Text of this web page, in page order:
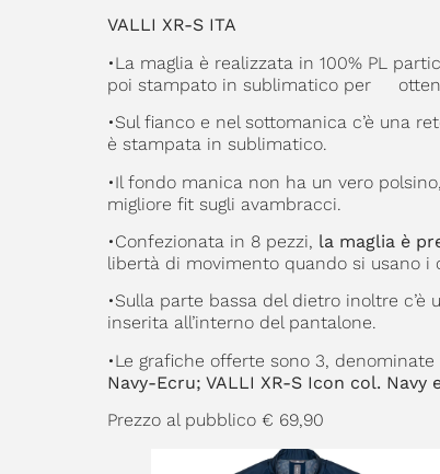
VALLI XR-S ITA
•La maglia è realizzata in 100% PL
poi stampato in sublimatico per
•Sul fianco e nel sottomanica c’è una
è stampata in sublimatico.
•Il fondo manica non ha un vero
migliore fit sugli avambracci.
•Confezionata in 8 pezzi, la maglia è
libertà di movimento quando si usano i
•Sulla parte bassa del dietro inoltre
inserita all’interno del pantalone.
•Le grafiche offerte sono 3, denominate
Navy-Ecru; VALLI XR-S Icon col. Navy
Prezzo al pubblico € 69,90